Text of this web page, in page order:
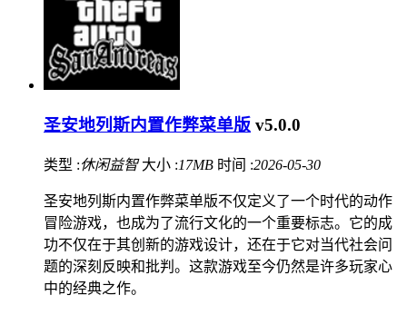
圣安地列斯内置作弊菜单版 v5.0.0
类型 :休闲益智 大小 :17MB 时间 :2026-05-30
圣安地列斯内置作弊菜单版不仅定义了一个时代的动作
冒险游戏，也成为了流行文化的一个重要标志。它的成
功不仅在于其创新的游戏设计，还在于它对当代社会问
题的深刻反映和批判。这款游戏至今仍然是许多玩家心
中的经典之作。